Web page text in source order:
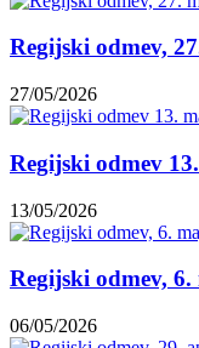
Regijski odmev,
27/05/2026
Regijski odmev
13/05/2026
Regijski odmev, 6.
06/05/2026